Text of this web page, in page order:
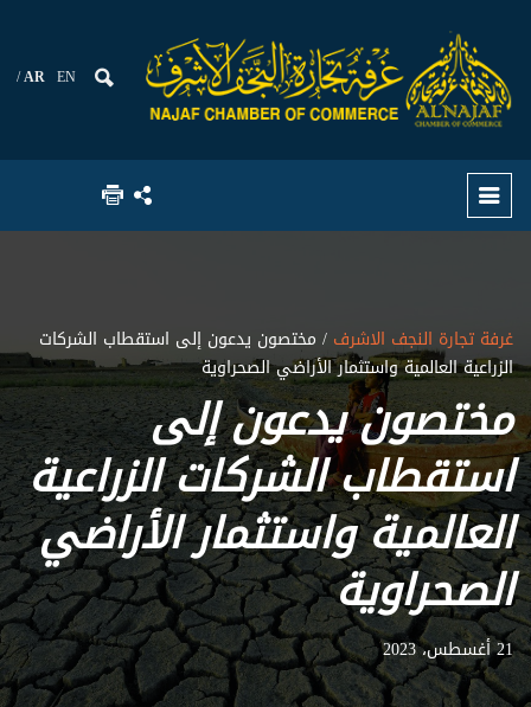
AR EN
غرفة تجارة النجف الاشرف / مختصون يدعون إلى استقطاب الشركات
الزراعية العالمية واستثمار الأراضي الصحراوية
مختصون يدعون إلى
استقطاب الشركات الزراعية
العالمية واستثمار الأراضي
الصحراوية
21 أغسطس، 2023